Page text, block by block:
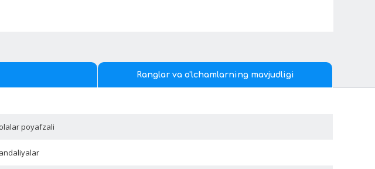
Ranglar va o'lchamlarning mavjudligi
poyafzali